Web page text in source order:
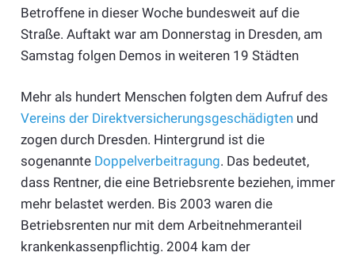
Betroffene in dieser Woche bundesweit auf die
Straße. Auftakt war am Donnerstag in Dresden, am
Samstag folgen Demos in weiteren 19 Städten
Mehr als hundert Menschen folgten dem Aufruf des
Vereins der Direktversicherungsgeschädigtenund
zogen durch Dresden. Hintergrund ist die
sogenannte Doppelverbeitragung. Das bedeutet,
dass Rentner, die eine Betriebsrente beziehen, immer
mehr belastet werden. Bis 2003 waren die
Betriebsrenten nur mit dem Arbeitnehmeranteil
krankenkassenpflichtig. 2004 kam der